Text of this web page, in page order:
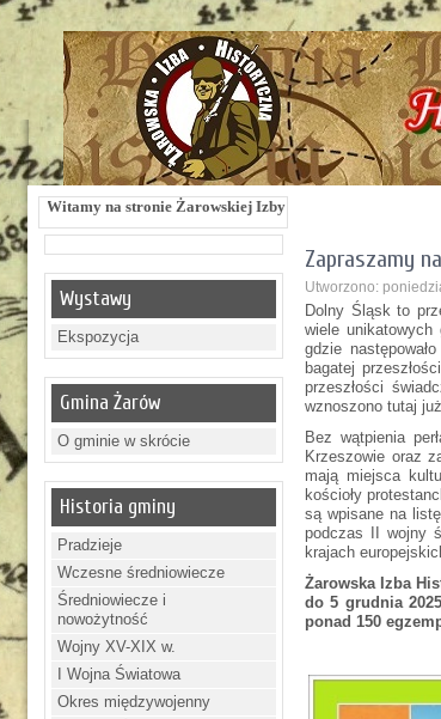
Witamy na stronie Żarowskiej Izby Historycznej !!! Żarowska
Wystawy
Ekspozycja
Gmina Żarów
O gminie w skrócie
Historia gminy
Pradzieje
Wczesne średniowiecze
Średniowiecze i
nowożytność
Wojny XV-XIX w.
I Wojna Światowa
Okres międzywojenny
Zapraszamy
Utworzono:
Dolny Śląsk to
wiele unikatowych
gdzie
bagatej
przeszłości
wznoszono tutaj
Bez wątpienia
Krzeszowie oraz
mają miejsca
kościoły
są wpisane na
podczas II wojny
krajach
Żarowska Izba
do 5 grudnia
ponad 150